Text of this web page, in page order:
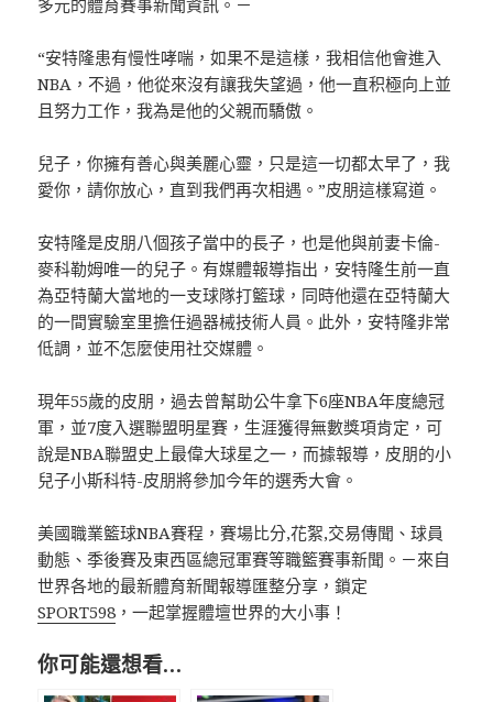
“安特隆患有慢性哮喘，如果不是這樣，我相信他會進入
NBA，不過，他從來沒有讓我失望過，他一直积極向上並
且努力工作，我為是他的父親而驕傲。
兒子，你擁有善心與美麗心靈，只是這一切都太早了，我
愛你，請你放心，直到我們再次相遇。”皮朋這樣寫道。
安特隆是皮朋八個孩子當中的長子，也是他與前妻卡倫-
麥科勒姆唯一的兒子。有媒體報導指出，安特隆生前一直
為亞特蘭大當地的一支球隊打籃球，同時他還在亞特蘭大
的一間實驗室里擔任過器械技術人員。此外，安特隆非常
低調，並不怎麼使用社交媒體。
現年55歲的皮朋，過去曾幫助公牛拿下6座NBA年度總冠
軍，並7度入選聯盟明星賽，生涯獲得無數獎項肯定，可
說是NBA聯盟史上最偉大球星之一，而據報導，皮朋的小
兒子小斯科特-皮朋將參加今年的選秀大會。
美國職業籃球NBA賽程，賽場比分,花絮,交易傳聞、球員
動態、季後賽及東西區總冠軍賽等職籃賽事新聞。－來自
世界各地的最新體育新聞報導匯整分享，鎖定
SPORT598 ，一起掌握體壇世界的大小事！
你可能還想看…